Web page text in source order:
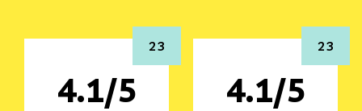
23
4.1/5
23
4.1/5